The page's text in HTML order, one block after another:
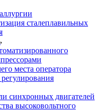
сталеплавильных
места оператора
синхронных двигателей
высоковольтного